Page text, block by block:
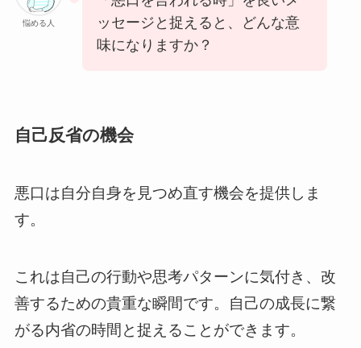
悩める人
ッセージと捉えると、どんな意
味になりますか？
自己反省の機会
悪口は自分自身を見つめ直す機会を提供しま
す。
これは自己の行動や思考パターンに気付き、改
善するための貴重な瞬間です。自己の成長に繋
がる内省の時間と捉えることができます。